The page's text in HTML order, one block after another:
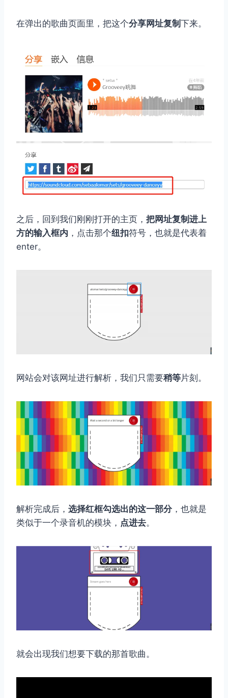
在弹出的歌曲页面里，把这个分享网址复制 下来。
之后，回到我们刚刚打开的主页， 把网址复制进上
方的输入框内 ，点击那个纽扣符号，也就是代表着
enter。
网站会对该网址进行解析，我们只需要稍等片刻。
解析完成后， 选择红框勾选出的这一部分 ，也就是
类似于一个录音机的模块， 点进去。
就会出现我们想要下载的那首歌曲。